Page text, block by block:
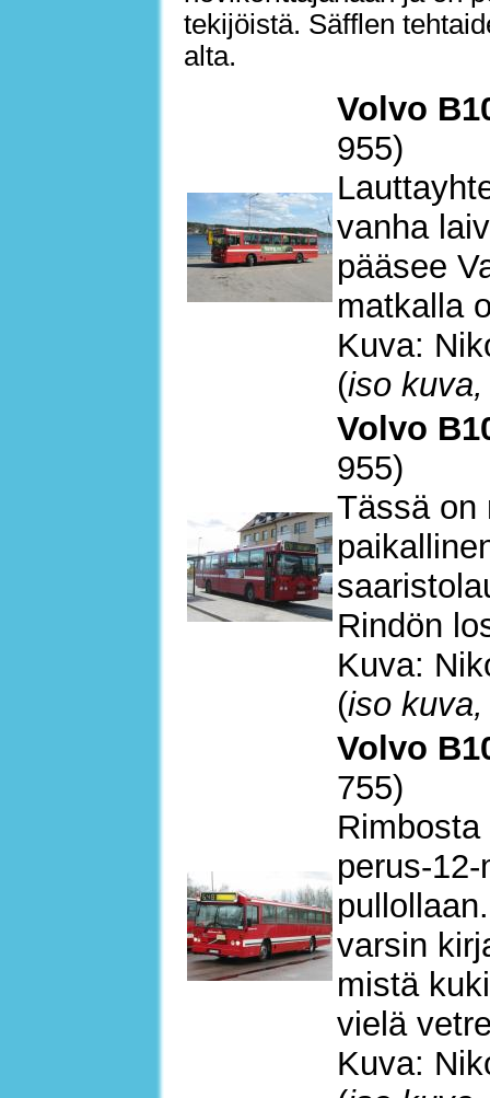
tekijöistä. Säfflen
alta.
Volvo
955)
vanha
pääsee
matkalla
Kuva:
(iso
Volvo
955)
Tässä on
Rindön
Kuva:
(iso
Volvo
755)
perus-
varsin
mistä
vielä
Kuva: